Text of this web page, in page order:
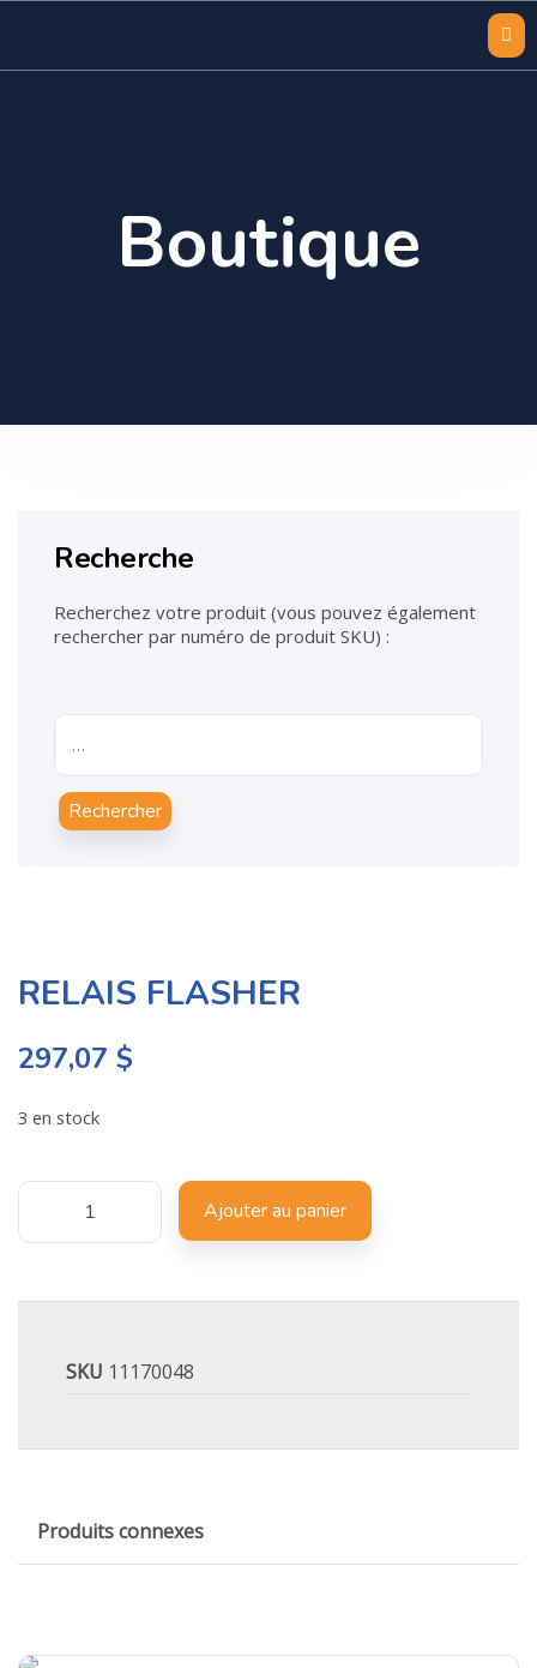
Boutique
RELAIS FLASHER
297,07 $
3 en stock
Ajouter au panier
SKU 11170048
Produits connexes
Recherche
Recherchez votre produit (vous pouvez également
rechercher par numéro de produit SKU) :
Rechercher